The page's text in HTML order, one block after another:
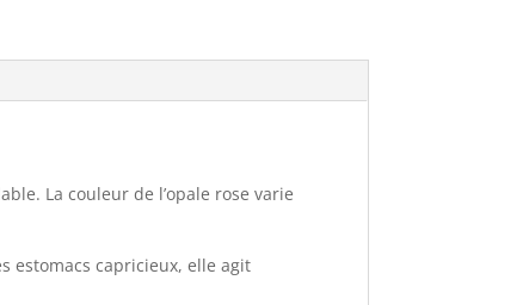
La couleur de l’opale rose varie
estomacs capricieux, elle agit